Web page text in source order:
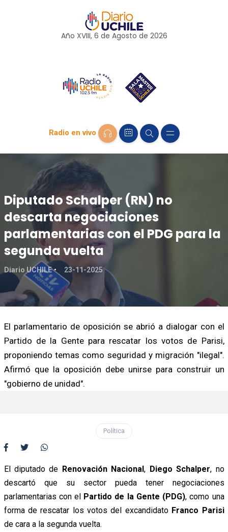
Año XVIII, 6 de Agosto de 2026
Radio en vivo
Diputado Schalper (RN) no
descarta negociaciones
parlamentarias con el PDG para la
segunda vuelta
Diario UCHILE 23-11-2025
El parlamentario de oposición se abrió a dialogar con el
Partido de la Gente para rescatar los votos de Parisi,
proponiendo temas como seguridad y migración "ilegal".
Afirmó que la oposición debe unirse para construir un
"gobierno de unidad".
Política
El diputado de Renovación Nacional, Diego Schalper, no
descartó que su sector pueda tener negociaciones
parlamentarias con el Partido de la Gente (PDG), como una
forma de rescatar los votos del excandidato Franco Parisi
de cara a la segunda vuelta.